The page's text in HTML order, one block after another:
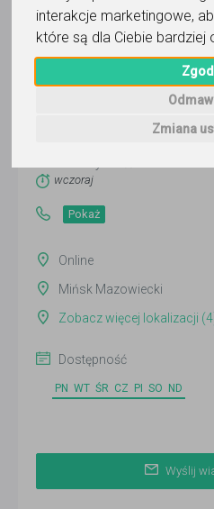
interakcje marketingowe,
które są dla Ciebie bardziej
Zmiana
Wyślij
wczoraj
Pokaż
Online
Mińsk Mazowiecki
Zobacz więcej lokalizacji
Dostępność
PN WT ŚR CZ PI SO ND
Wyślij